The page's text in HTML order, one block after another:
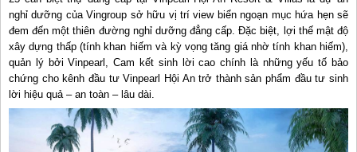
nghỉ dưỡng của Vingroup sở hữu vị trí view biển ngoạn mục hứa hẹn sẽ
đem đến một thiên đường nghỉ dưỡng đẳng cấp. Đặc biệt, lợi thế mật độ
xây dựng thấp (tính khan hiếm và kỳ vọng tăng giá nhờ tính khan hiếm),
quản lý bởi Vinpearl, Cam kết sinh lời cao chính là những yếu tố bảo
chứng cho kênh đầu tư Vinpearl Hội An trở thành sản phẩm đầu tư sinh
lời hiệu quả – an toàn – lâu dài.